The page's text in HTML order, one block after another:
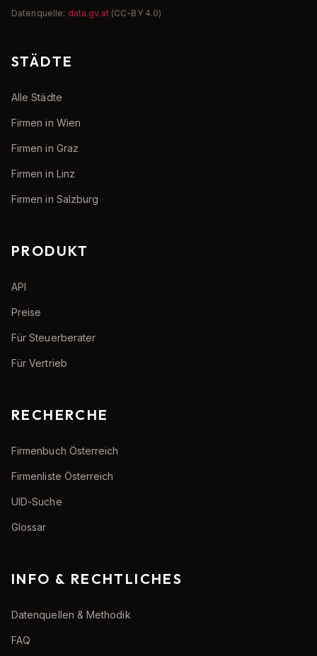
Datenquelle: data.gv.at (CC-BY 4.0)
STÄDTE
Alle Städte
Firmen in Wien
Firmen in Graz
Firmen in Linz
Firmen in Salzburg
PRODUKT
API
Preise
Für Steuerberater
Für Vertrieb
RECHERCHE
Firmenbuch Österreich
Firmenliste Österreich
UID-Suche
Glossar
INFO & RECHTLICHES
Datenquellen & Methodik
FAQ